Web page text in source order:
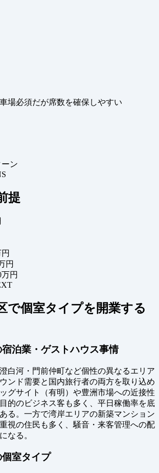
場必須だが席数を確保しやすい
ン
提
円
万円
で個室タイプを開業する
泊業・ゲストハウス事情
白河・門前仲町など個性の異なるエリア
ンド需要と国内旅行者の両方を取り込め
グサイト（有明）や豊洲市場への近接性
的のビジネス客も多く、平日稼働率を底
る。一方で湾岸エリアの新築マンション
視の住民も多く、騒音・来客管理への配
なる。
室タイプ